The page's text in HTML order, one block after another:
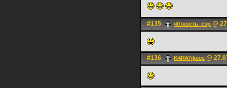
#135 ч0ткость_сэр @
#136 K4R47jkeee @